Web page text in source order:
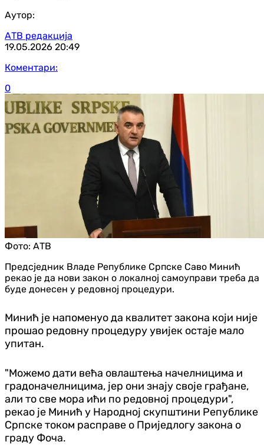
Аутор:
АТВ редакција
19.05.2026 20:49
Коментари:
0
Фото: АТВ
Предсједник Владе Републике Српске Саво Минић
рекао је да нови закон о локалној самоуправи треба да
буде донесен у редовној процедури.
Минић је напоменуо да квалитет закона који није
прошао редовну процедуру увијек остаје мало
упитан.
"Можемо дати већа овлаштења начелницима и
градоначелницима, јер они знају своје грађане,
али то све мора ићи по редовној процедури",
рекао је Минић у Народној скупштини Републике
Српске током расправе о Приједлогу закона о
граду Фоча.